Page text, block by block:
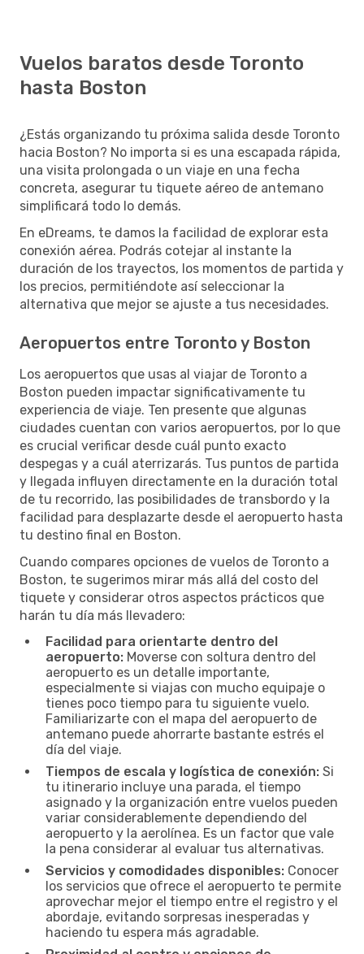
Vuelos baratos desde Toronto
hasta Boston
¿Estás organizando tu próxima salida desde Toronto
hacia Boston? No importa si es una escapada rápida,
una visita prolongada o un viaje en una fecha
concreta, asegurar tu tiquete aéreo de antemano
simplificará todo lo demás.
En eDreams, te damos la facilidad de explorar esta
conexión aérea. Podrás cotejar al instante la
duración de los trayectos, los momentos de partida y
los precios, permitiéndote así seleccionar la
alternativa que mejor se ajuste a tus necesidades.
Aeropuertos entre Toronto y Boston
Los aeropuertos que usas al viajar de Toronto a
Boston pueden impactar significativamente tu
experiencia de viaje. Ten presente que algunas
ciudades cuentan con varios aeropuertos, por lo que
es crucial verificar desde cuál punto exacto
despegas y a cuál aterrizarás. Tus puntos de partida
y llegada influyen directamente en la duración total
de tu recorrido, las posibilidades de transbordo y la
facilidad para desplazarte desde el aeropuerto hasta
tu destino final en Boston.
Cuando compares opciones de vuelos de Toronto a
Boston, te sugerimos mirar más allá del costo del
tiquete y considerar otros aspectos prácticos que
harán tu día más llevadero:
Facilidad para orientarte dentro del
aeropuerto: Moverse con soltura dentro del
aeropuerto es un detalle importante,
especialmente si viajas con mucho equipaje o
tienes poco tiempo para tu siguiente vuelo.
Familiarizarte con el mapa del aeropuerto de
antemano puede ahorrarte bastante estrés el
día del viaje.
Tiempos de escala y logística de conexión: Si
tu itinerario incluye una parada, el tiempo
asignado y la organización entre vuelos pueden
variar considerablemente dependiendo del
aeropuerto y la aerolínea. Es un factor que vale
la pena considerar al evaluar tus alternativas.
Servicios y comodidades disponibles: Conocer
los servicios que ofrece el aeropuerto te permite
aprovechar mejor el tiempo entre el registro y el
abordaje, evitando sorpresas inesperadas y
haciendo tu espera más agradable.